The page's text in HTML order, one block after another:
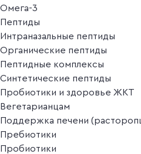
Омега-3
Пептиды
Интраназальные пептиды
Органические пептиды
Пептидные комплексы
Синтетические пептиды
Пробиотики и здоровье ЖКТ
Вегетарианцам
Поддержка печени
Пребиотики
Пробиотики